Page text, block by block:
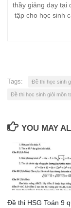
thầy giảng dạy tại
tập cho học sinh
Tags: Đề thi học sinh
Đề thi học sinh giỏi môn
YOU MAY
Đề thi HSG Toán 9